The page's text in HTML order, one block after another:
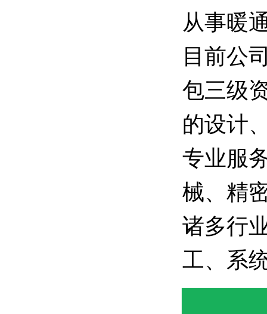
从事暖
目前公
包三级
的设计
专业服
械、精
诸多行
工、系